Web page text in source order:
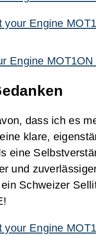
dass ich es
klare,
eine
und
Schweizer